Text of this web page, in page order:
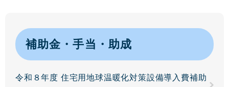
補助金・手当・助成
令和８年度 住宅用地球温暖化対策設備導入費補助